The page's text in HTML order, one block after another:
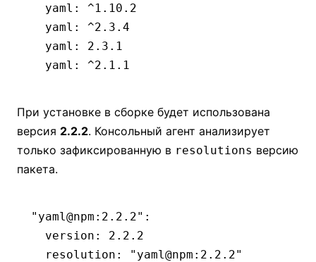
  yaml
:
^1.10.2
  yaml
:
^2.3.4
  yaml
:
2.3.1
  yaml
: ^2.1.1
При установке в сборке будет использована
версия 2.2.2. Консольный агент анализирует
только зафиксированную в resolutions версию
пакета.
"yaml@npm:2.2.2" :
  version
:
2.2.2
  resolution
: "yaml@npm:2.2.2"